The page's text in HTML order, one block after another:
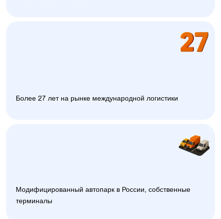
Более 27 лет на рынке международной логистики
Модифицированный автопарк в России, собственные
терминалы